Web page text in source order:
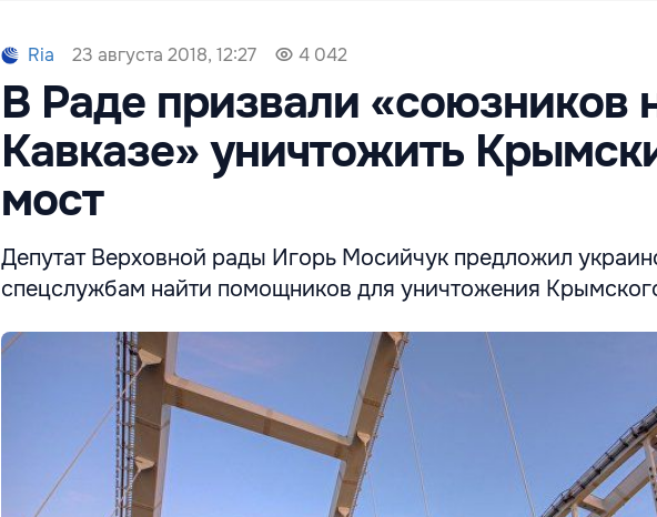
Ria 23 августа 2018, 12:27 4 042
В Раде призвали «союзников
Кавказе» уничтожить
мост
Депутат Верховной рады Игорь Мосийчук предложил
спецслужбам найти помощников для уничтожения